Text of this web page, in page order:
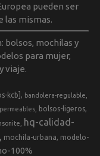
pueden ser
las mismas.
bolsos, mochilas y
para mujer,
viaje.
kcb] bandolera-regulable
bolsos-ligeros
hq-calidad-
mochila-urbana
modelo-
100%